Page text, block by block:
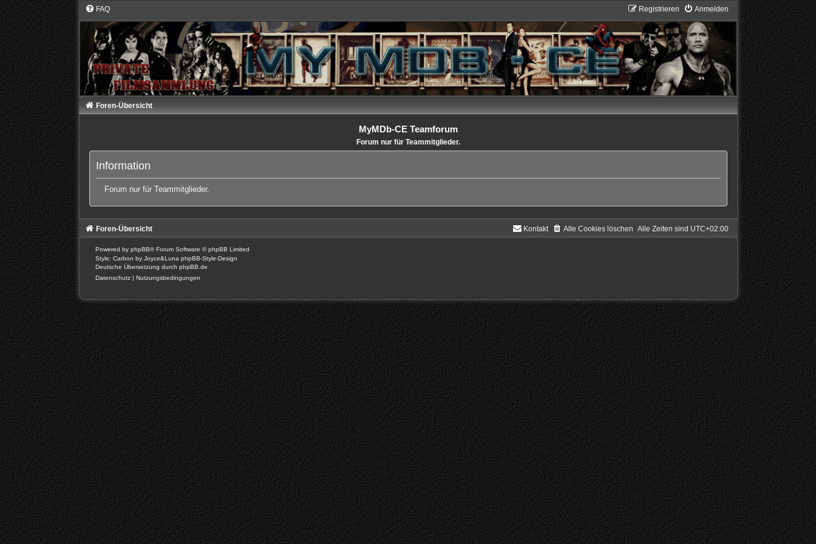
FAQ Anmelden
Registrieren
Foren-Übersicht
MyMDb-CE Teamforum
Forum nur für Teammitglieder.
Information
Forum nur für Teammitglieder.
Foren-Übersicht Alle Zeiten sind UTC+02:00
Alle Cookies löschen
Kontakt
Powered by phpBB® Forum Software © phpBB Limited
Style: Carbon by Joyce&Luna phpBB-Style-Design
Deutsche Übersetzung durch phpBB.de
Datenschutz | Nutzungsbedingungen